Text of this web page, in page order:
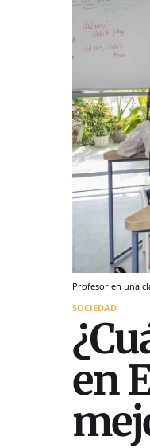
Profesor en una
SOCIEDAD
en